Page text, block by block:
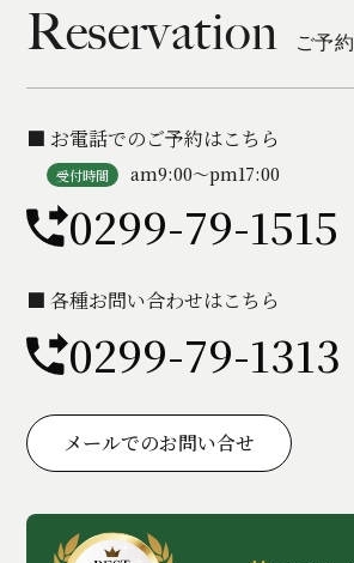
Reservation ご予約
■ お電話でのご予約はこちら
受付時間 am9:00〜pm17:00
0299-79-1515
■ 各種お問い合わせはこちら
0299-79-1313
メールでのお問い合せ